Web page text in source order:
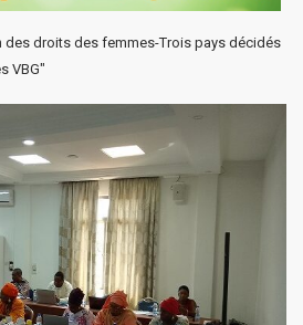
des droits des femmes-Trois pays décidés
VBG"